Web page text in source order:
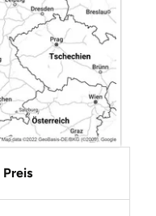
Preis